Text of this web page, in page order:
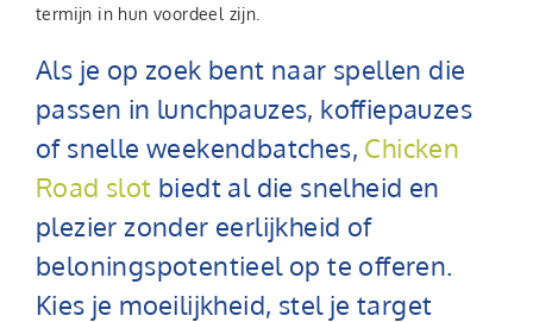
termijn in hun voordeel zijn.
Als je op zoek bent naar spellen die
passen in lunchpauzes, koffiepauzes
of snelle weekendbatches, Chicken
Road slot biedt al die snelheid en
plezier zonder eerlijkheid of
beloningspotentieel op te offeren.
Kies je moeilijkheid, stel je target